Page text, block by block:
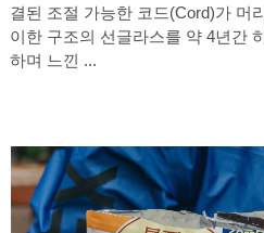
결된 조절 가능한 코드(Cord)가 머
이한 구조의 선글라스를 약 4년간
하며 느낀 ...